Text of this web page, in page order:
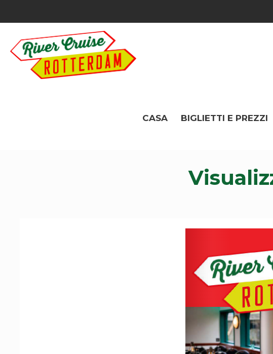
CASA BIGLIETTI E PREZZI